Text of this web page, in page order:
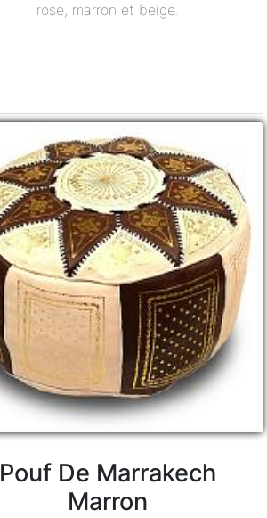
rose, marron et beige.
Pouf De Marrakech
Marron